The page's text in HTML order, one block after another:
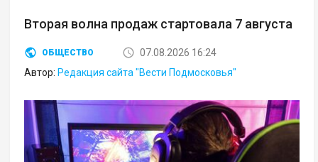
Вторая волна продаж стартовала 7 августа
ОБЩЕСТВО
07.08.2026 16:24
Автор: Редакция сайта "Вести Подмосковья"